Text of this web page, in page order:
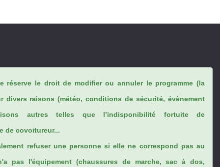
réserve le droit de modifier ou annuler le programme (la
divers raisons (météo, conditions de sécurité, évènement
autres telles que l’indisponibilité fortuite de
de covoitureur...
refuser une personne si elle ne correspond pas au
pas l'équipement (chaussures de marche, sac à dos,